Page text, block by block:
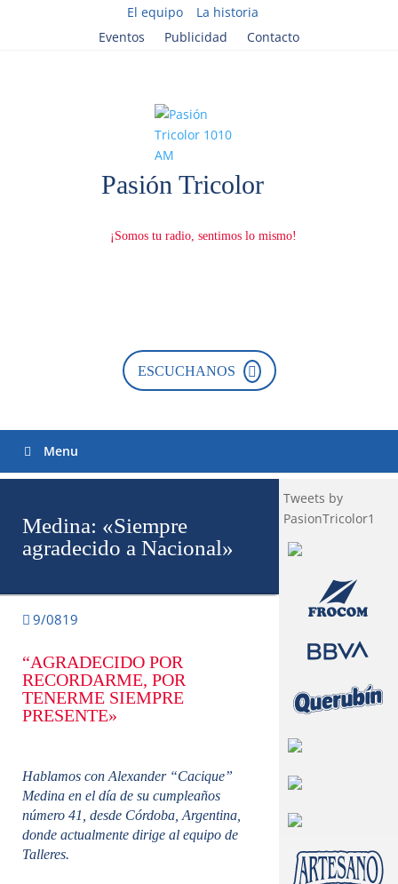
El equipo
La historia
Eventos
Publicidad Contacto
ESCUCHANOS
Menu
Medina: «Siempre
agradecido a Nacional»
9/0819
“AGRADECIDO POR
RECORDARME, POR
TENERME SIEMPRE
PRESENTE»
Hablamos con Alexander “Cacique”
Medina en el día de su cumpleaños
número 41, desde Córdoba, Argentina,
donde actualmente dirige al equipo de
Talleres.
Tweets by
PasionTricolor1